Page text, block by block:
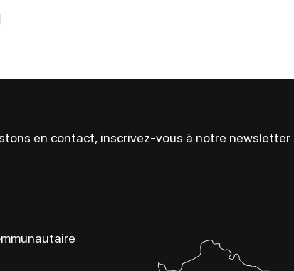
en contact, inscrivez-vous à notre newsletter